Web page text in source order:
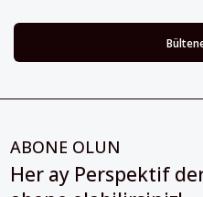
ABONE OLUN
Her ay Perspektif